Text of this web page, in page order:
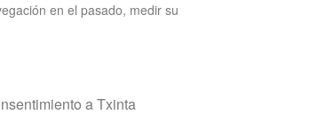
en el pasado, medir su
a Txinta